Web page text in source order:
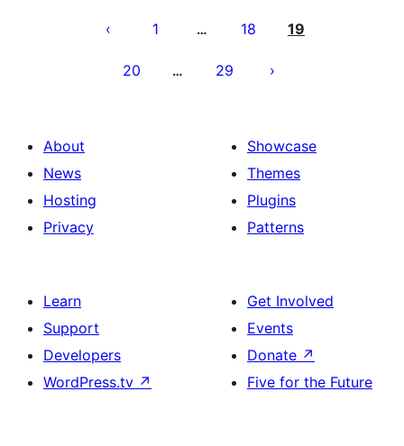
pagination
1 … 18 19
20 … 29
About
News
Hosting
Privacy
Showcase
Themes
Plugins
Patterns
Learn
Support
Developers
WordPress.tv ↗
Get Involved
Events
Donate ↗
Five for the Future